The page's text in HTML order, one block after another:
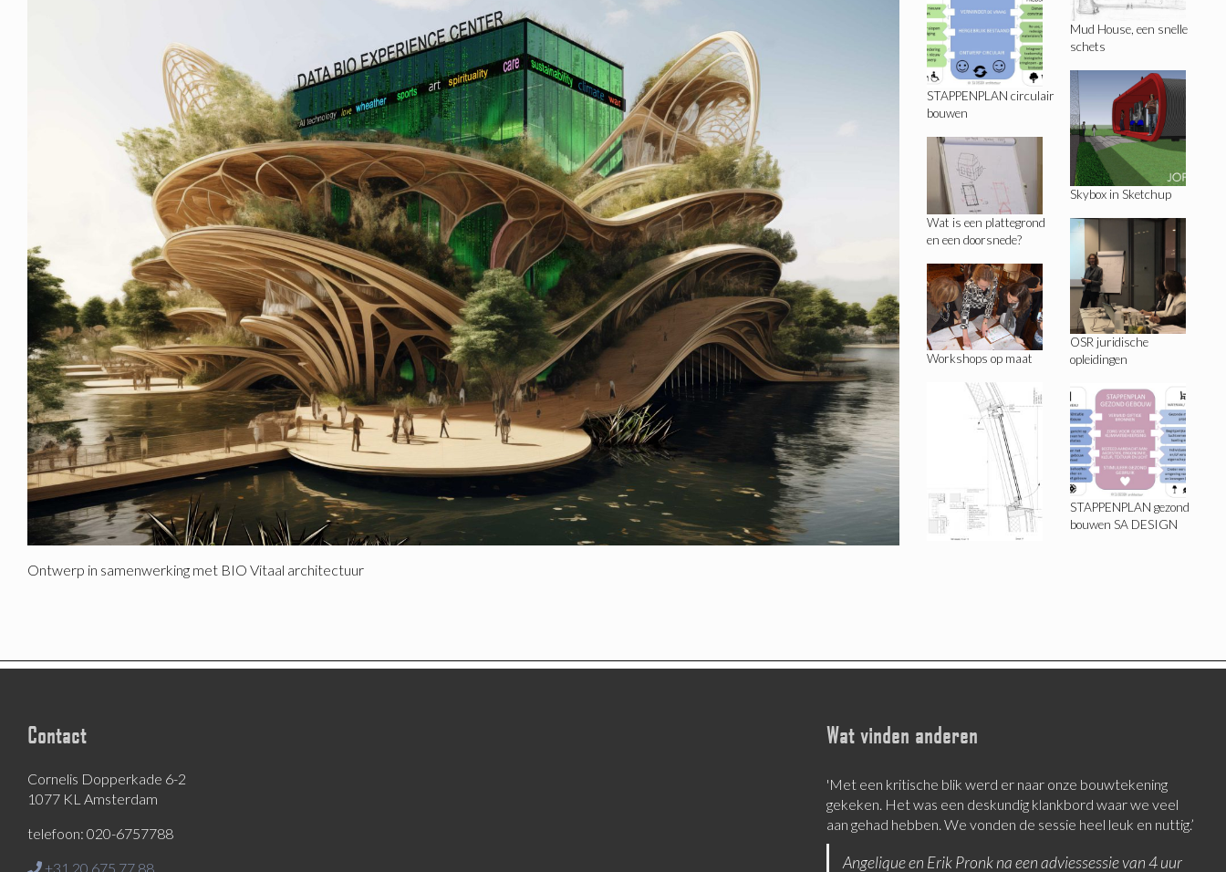
Ontwerp in samenwerking met BIO Vitaal architectuur
STAPPENPLAN circulair
bouwen
Wat is een plattegrond
en een doorsnede?
Workshops op maat
Mud House, een snelle
schets
Skybox in Sketchup
OSR juridische
opleidingen
STAPPENPLAN gezond
bouwen SA DESIGN
Contact
Cornelis Dopperkade 6-2
1077 KL Amsterdam
telefoon: 020-6757788
+31 20 675 77 88
Wat vinden anderen
'Met een kritische blik werd er naar onze bouwtekening
gekeken. Het was een deskundig klankbord waar we veel
aan gehad hebben. We vonden de sessie heel leuk en nuttig.’
Angelique en Erik Pronk na een adviessessie van 4 uur
‘Sandra is een goede luisteraar, die nieuwe invalshoeken
aanbiedt’